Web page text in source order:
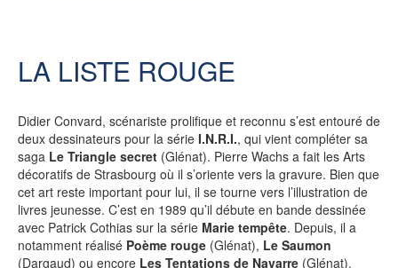
BD JEUNESSE
LIVRE FILM
LA LISTE ROUGE
Didier Convard, scénariste prolifique et reconnu s’est entouré de
deux dessinateurs pour la série I.N.R.I., qui vient compléter sa
saga Le Triangle secret (Glénat). Pierre Wachs a fait les Arts
décoratifs de Strasbourg où il s’oriente vers la gravure. Bien que
cet art reste important pour lui, il se tourne vers l’illustration de
livres jeunesse. C’est en 1989 qu’il débute en bande dessinée
avec Patrick Cothias sur la série Marie tempête. Depuis, il a
notamment réalisé Poème rouge (Glénat), Le Saumon
(Dargaud) ou encore Les Tentations de Navarre (Glénat).